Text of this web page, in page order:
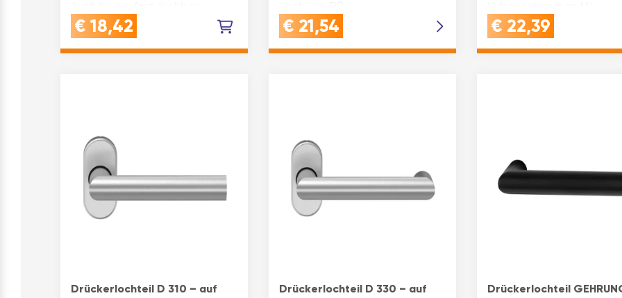
Unterkonstruktion Stahl
Material: Kunststoff
Vierkantstift(mm): 9 Klasse nach
€ 18,42
Befestigungszubehör:
Hülsenschrauben M4
Ansatz(mm): 18 Klasse nach EN
€ 21,54
Ansatz(mm): 18 Klasse
1906: Nein Prüfung
Nein Modell: T…
€ 22,39
Drückerlochteil D 310 – auf
Drückerlochteil D 330 – auf
Drückerlochteil